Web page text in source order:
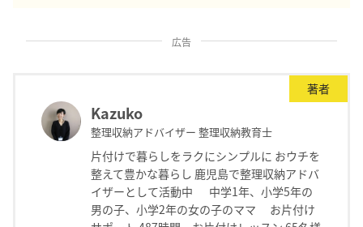
広告
著者
Kazuko
整理収納アドバイザー 整理収納教育士
片付けで暮らしをラクにシンプルに おウチを
整えて豊かな暮らし 鹿児島で整理収納アドバ
イザーとして活動中 中学1年、小学5年の
男の子、小学2年の女の子のママ お片付け